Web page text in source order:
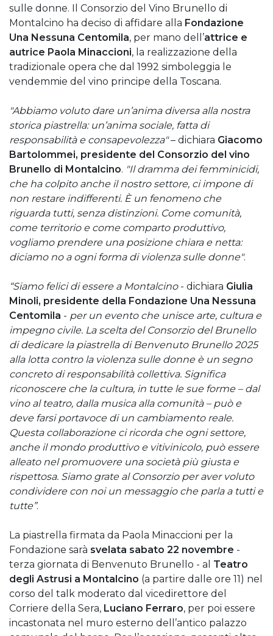
sulle donne. Il Consorzio del Vino Brunello di
Montalcino ha deciso di affidare alla Fondazione
Una Nessuna Centomila, per mano dell’attrice e
autrice Paola Minaccioni, la realizzazione della
tradizionale opera che dal 1992 simboleggia le
vendemmie del vino principe della Toscana.
"Abbiamo voluto dare un’anima diversa alla nostra
storica piastrella: un’anima sociale, fatta di
responsabilità e consapevolezza"– dichiara Giacomo
Bartolommei, presidente del Consorzio del vino
Brunello di Montalcino. "Il dramma dei femminicidi,
che ha colpito anche il nostro settore, ci impone di
non restare indifferenti. È un fenomeno che
riguarda tutti, senza distinzioni. Come comunità,
come territorio e come comparto produttivo,
vogliamo prendere una posizione chiara e netta:
diciamo no a ogni forma di violenza sulle donne".
“Siamo felici di essere a Montalcino- dichiara Giulia
Minoli, presidente della Fondazione Una Nessuna
Centomila - per un evento che unisce arte, cultura e
impegno civile. La scelta del Consorzio del Brunello
di dedicare la piastrella di Benvenuto Brunello 2025
alla lotta contro la violenza sulle donne è un segno
concreto di responsabilità collettiva. Significa
riconoscere che la cultura, in tutte le sue forme – dal
vino al teatro, dalla musica alla comunità – può e
deve farsi portavoce di un cambiamento reale.
Questa collaborazione ci ricorda che ogni settore,
anche il mondo produttivo e vitivinicolo, può essere
alleato nel promuovere una società più giusta e
rispettosa. Siamo grate al Consorzio per aver voluto
condividere con noi un messaggio che parla a tutti e
tutte”.
La piastrella firmata da Paola Minaccioni per la
Fondazione sarà svelata sabato 22 novembre -
terza giornata di Benvenuto Brunello - al Teatro
degli Astrusi a Montalcino (a partire dalle ore 11) nel
corso del talk moderato dal vicedirettore del
Corriere della Sera, Luciano Ferraro, per poi essere
incastonata nel muro esterno dell’antico palazzo